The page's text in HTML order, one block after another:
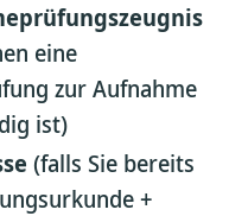
eine
zur Aufnahme
ist)
(falls Sie bereits
+